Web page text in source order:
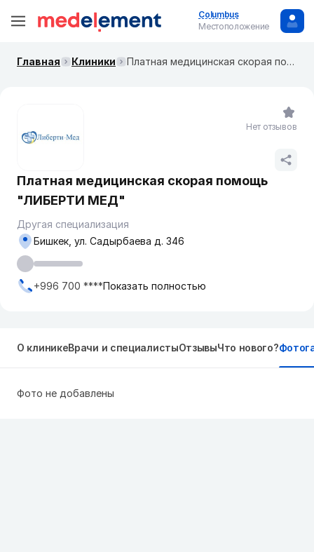
Columbus
Местоположение
Главная Клиники Платная медицинская скорая помощь "ЛИБЕРТИ МЕД"
Платная медицинская скорая помощь
"ЛИБЕРТИ МЕД"
Другая специализация
Бишкек, ул. Садырбаева д. 346
+996 700 ****Показать полностью
Нет отзывов
О клиникеВрачи и специалистыОтзывыЧто нового?
Фото не добавлены